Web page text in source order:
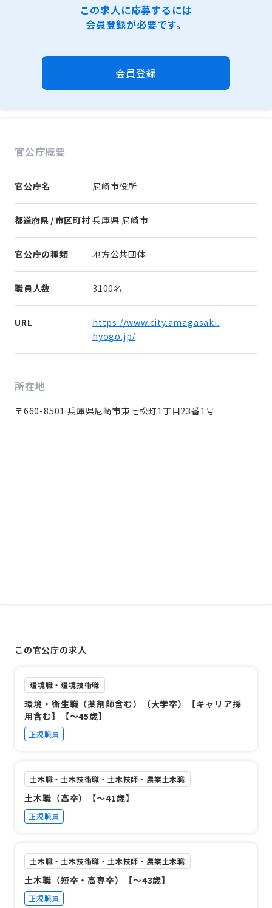
この求人に応募するには
会員登録が必要です。
会員登録
官公庁概要
官公庁名 尼崎市役所
都道府県 / 市区町村 兵庫県 尼崎市
官公庁の種類 地方公共団体
職員人数 3100名
URL
https://www.city.amagasaki.
hyogo.jp/
所在地
〒660-8501 兵庫県尼崎市東七松町1丁目23番1号
この官公庁の求人
環境職・環境技術職
環境・衛生職（薬剤師含む）（大学卒）【キャリア採
用含む】【～45歳】
正規職員
土木職・土木技術職・土木技師・農業土木職
土木職（高卒）【～41歳】
正規職員
土木職・土木技術職・土木技師・農業土木職
土木職（短卒・高専卒）【～43歳】
正規職員